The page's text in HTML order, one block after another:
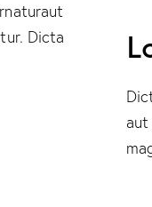
Dicta